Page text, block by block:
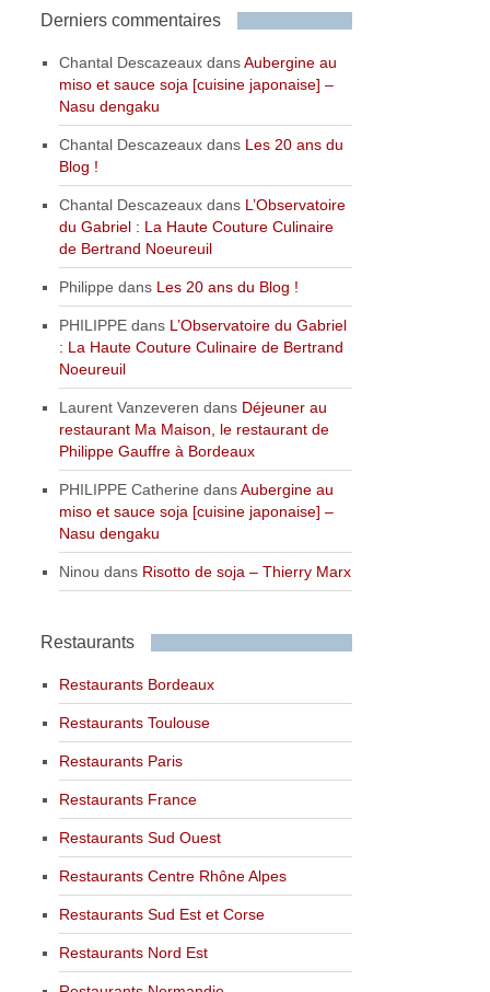
Derniers commentaires
Chantal Descazeaux dansAubergine au
miso et sauce soja [cuisine japonaise] –
Nasu dengaku
Chantal Descazeaux dans Les 20 ans du
Blog !
Chantal Descazeaux dans L’Observatoire
du Gabriel : La Haute Couture Culinaire
de Bertrand Noeureuil
Philippe dans Les 20 ans du Blog !
PHILIPPE dans L’Observatoire du Gabriel
: La Haute Couture Culinaire de Bertrand
Noeureuil
Laurent Vanzeveren dans Déjeuner au
restaurant Ma Maison, le restaurant de
Philippe Gauffre à Bordeaux
PHILIPPE Catherine dansAubergine au
miso et sauce soja [cuisine japonaise] –
Nasu dengaku
Ninou dans Risotto de soja – Thierry Marx
Restaurants
Restaurants Bordeaux
Restaurants Toulouse
Restaurants Paris
Restaurants France
Restaurants Sud Ouest
Restaurants Centre Rhône Alpes
Restaurants Sud Est et Corse
Restaurants Nord Est